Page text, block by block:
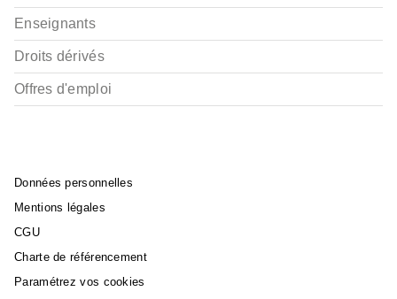
Enseignants
Droits dérivés
Offres d'emploi
Données personnelles
Mentions légales
CGU
Charte de référencement
Paramétrez vos cookies